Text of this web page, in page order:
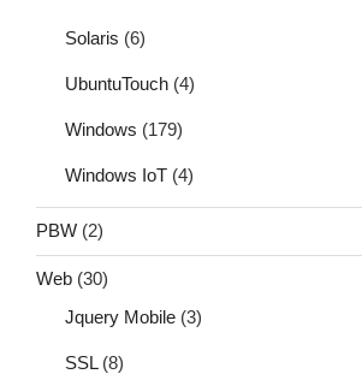
Solaris (6)
UbuntuTouch (4)
Windows (179)
Windows IoT (4)
PBW (2)
Web (30)
Jquery Mobile (3)
SSL(8)